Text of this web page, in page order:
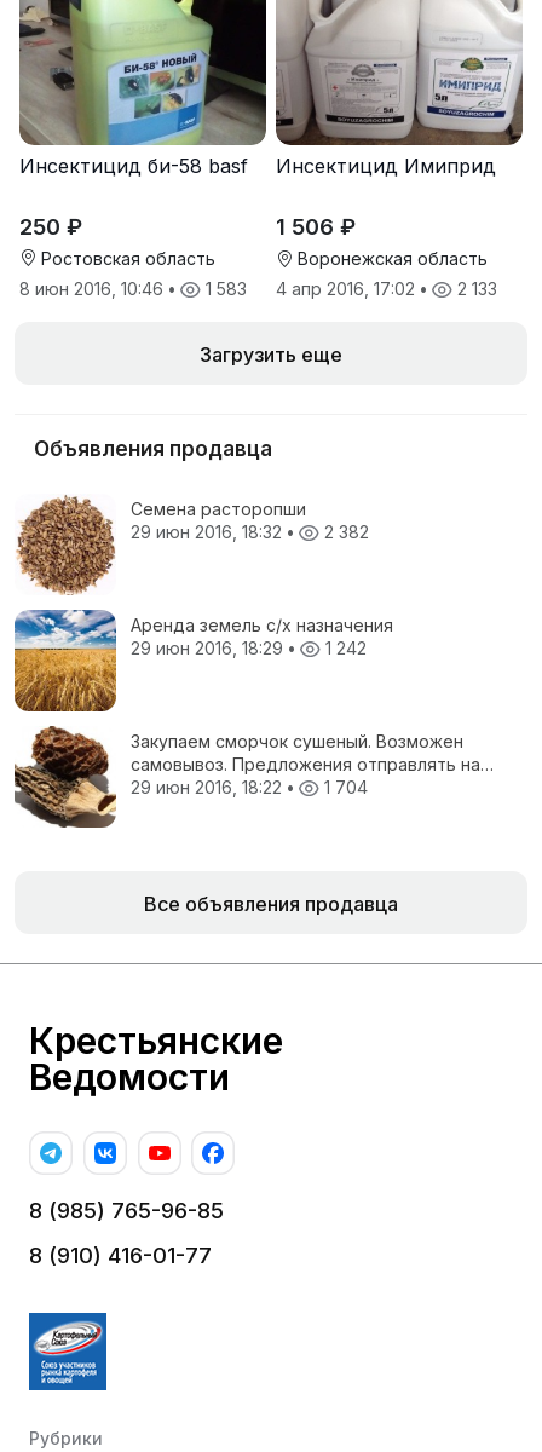
Инсектицид би-58 basf
250 ₽
Ростовская область
8 июн 2016, 10:46 • 1 583
Инсектицид Имиприд
1 506 ₽
Воронежская область
4 апр 2016, 17:02 • 2 133
Загрузить еще
Объявления продавца
Семена расторопши
29 июн 2016, 18:32 • 2 382
Аренда земель с/х назначения
29 июн 2016, 18:29 • 1 242
Закупаем сморчок сушеный. Возможен
самовывоз. Предложения отправлять на
электронную почту.
29 июн 2016, 18:22 • 1 704
Все объявления продавца
Крестьянские
Ведомости
8 (985) 765-96-85
8 (910) 416-01-77
Рубрики